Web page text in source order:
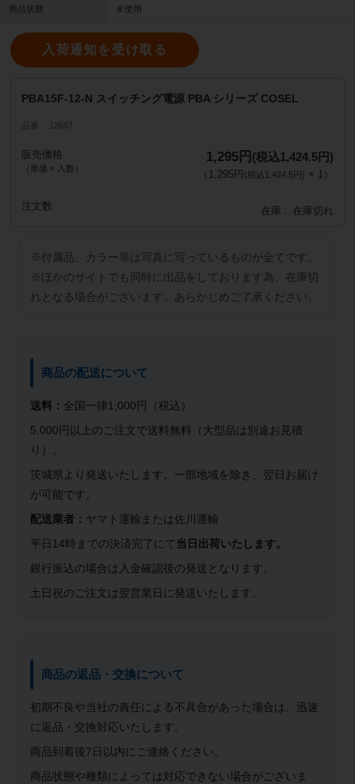
商品状態 未使用
入荷通知を受け取る
PBA15F-12-N スイッチング電源 PBA シリーズ COSEL
品番 12697
販売価格
（単価 × 入数）
1,295円 (税込1,424.5円)
（ 1,295円 (税込1,424.5円) × 1）
注文数 在庫 在庫切れ
※付属品、カラー等は写真に写っているものが全てです。
※ほかのサイトでも同時に出品をしております為、在庫切
れとなる場合がございます。あらかじめご了承ください。
商品の配送について
送料： 全国一律1,000円（税込）
5,000円以上のご注文で送料無料（大型品は別途お見積
り）。
茨城県より発送いたします。一部地域を除き、翌日お届け
が可能です。
配送業者： ヤマト運輸または佐川運輸
平日14時までの決済完了にて当日出荷いたします。
銀行振込の場合は入金確認後の発送となります。
土日祝のご注文は翌営業日に発送いたします。
商品の返品・交換について
初期不良や当社の責任による不具合があった場合は、迅速
に返品・交換対応いたします。
商品到着後7日以内にご連絡ください。
商品状態や種類によっては対応できない場合がございま